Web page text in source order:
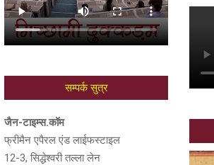
सम्पर्क सुत्र
जैन-टाइम्स.कॉम
फ्रीमैन एपैरल एंड लाईफस्टाइल
12-3, सिद्धेश्वरी तल्ला लेन